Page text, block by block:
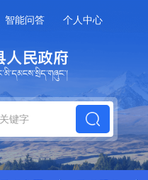
智能问答 个人中心